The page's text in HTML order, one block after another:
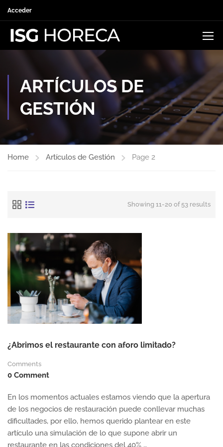
Acceder
ARTÍCULOS DE
GESTIÓN
Home Artículos de Gestión Page 2
Showing 11-20 of 53 results
¿Abrimos el restaurante con aforo limitado?
Comments
0 Comment
En los momentos actuales estamos viendo que la apertura
de los negocios de restauración puede conllevar muchas
dificultades, por ello, hemos querido plantear en este
artículo una simulación de lo que supone abrir un
restaurante en las condiciones del 40% …